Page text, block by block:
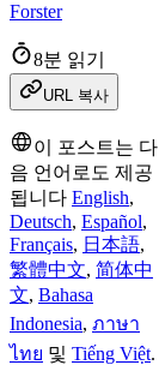
Forster
8분 읽기
URL 복사
이 포스트는 다
음 언어로도 제공
됩니다 English,
Deutsch, Español,
Français, 日本語,
繁體中文, 简体中
文, Bahasa
Indonesia, ภาษา
ไทย 및 Tiếng Việt.